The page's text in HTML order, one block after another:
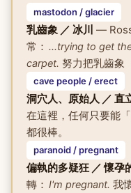
mastodon / glacier
乳齒象 ／ 冰川 —
常： ...trying to get
carpet. 努力把乳齒象
cave people / erect
洞穴人、原始人 ／ 直
在這裡，任何只要能
都很棒。
paranoid / pregnant
偏執的多疑狂 ／ 懷孕
轉： I'm pregnant. 我